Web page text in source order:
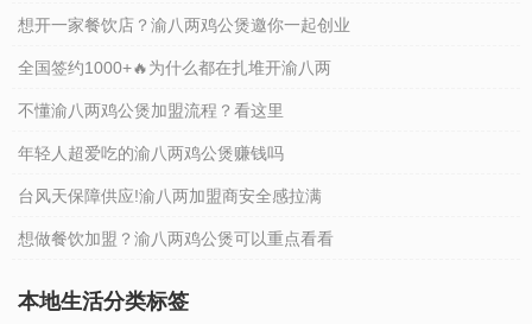
想开一家餐饮店？渝八两鸡公煲邀你一起创业
全国签约1000+🔥为什么都在扎堆开渝八两
不懂渝八两鸡公煲加盟流程？看这里
年轻人超爱吃的渝八两鸡公煲赚钱吗
台风天保障供应!渝八两加盟商安全感拉满
想做餐饮加盟？渝八两鸡公煲可以重点看看
本地生活分类标签